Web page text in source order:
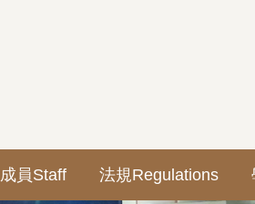
成員Staff 法規Regulations